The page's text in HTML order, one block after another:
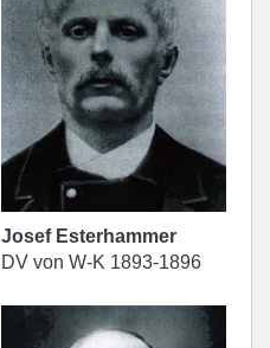
Josef Esterhammer
DV von W-K 1893-1896